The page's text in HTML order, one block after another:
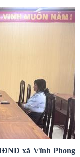
xã Vĩnh Phong